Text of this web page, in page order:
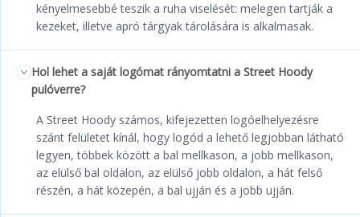
kényelmesebbé teszik a ruha viselését: melegen tartják a
kezeket, illetve apró tárgyak tárolására is alkalmasak.
Hol lehet a saját logómat rányomtatni a Street Hoody
pulóverre?
A Street Hoody számos, kifejezetten logóelhelyezésre
szánt felületet kínál, hogy logód a lehető legjobban látható
legyen, többek között a bal mellkason, a jobb mellkason,
az elülső bal oldalon, az elülső jobb oldalon, a hát felső
részén, a hát közepén, a bal ujján és a jobb ujján.